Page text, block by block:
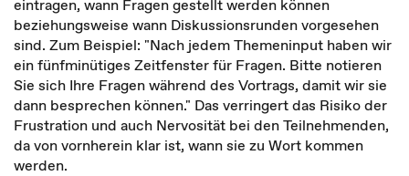
eintragen, wann Fragen gestellt werden können
beziehungsweise wann Diskussionsrunden vorgesehen
sind. Zum Beispiel: "Nach jedem Themeninput haben wir
ein fünfminütiges Zeitfenster für Fragen. Bitte no­tieren
Sie sich Ihre Fragen während des Vortrags, damit wir sie
dann besprechen können." Das verringert das Risiko der
Frustration und auch Nervosität bei den Teilnehmenden,
da von vornherein klar ist, wann sie zu Wort kommen
werden.